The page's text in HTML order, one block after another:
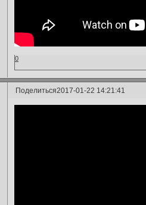
0
Поделиться2017-01-22 14:21:41